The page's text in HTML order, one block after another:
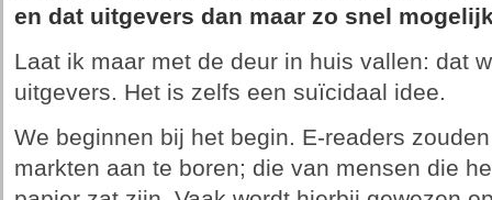
en dat uitgevers dan maar zo snel
Laat ik maar met de deur in huis vallen: dat
uitgevers. Het is zelfs een suïcidaal idee.
We beginnen bij het begin. E-readers
markten aan te boren; die van mensen die